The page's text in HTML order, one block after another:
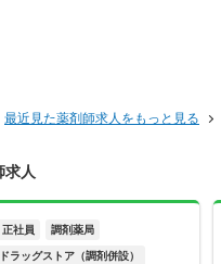
最近見た薬剤師求人をもっと見る
求人
正社員 調剤薬局
ドラッグストア（調剤併設）